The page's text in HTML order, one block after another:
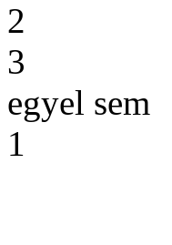
2
3
egyel sem
1